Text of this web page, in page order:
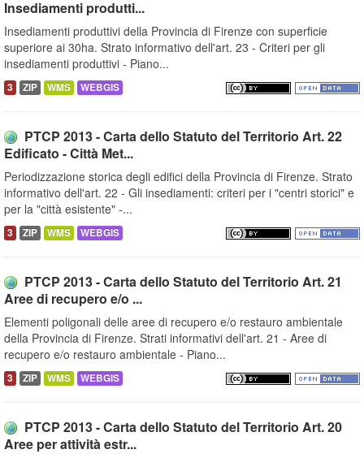
Insediamenti produtti...
Insediamenti produttivi della Provincia di Firenze con superficie
superiore ai 30ha. Strato informativo dell'art. 23 - Criteri per gli
insediamenti produttivi - Piano...
3 ZIP WMS WEBGIS
PTCP 2013 - Carta dello Statuto del Territorio Art. 22
Edificato - Città Met...
Periodizzazione storica degli edifici della Provincia di Firenze. Strato
informativo dell'art. 22 - Gli insediamenti: criteri per i "centri storici" e
per la "città esistente" -...
3 ZIP WMS WEBGIS
PTCP 2013 - Carta dello Statuto del Territorio Art. 21
Aree di recupero e/o ...
Elementi poligonali delle aree di recupero e/o restauro ambientale
della Provincia di Firenze. Strati informativi dell'art. 21 - Aree di
recupero e/o restauro ambientale - Piano...
3 ZIP WMS WEBGIS
PTCP 2013 - Carta dello Statuto del Territorio Art. 20
Aree per attività estr...